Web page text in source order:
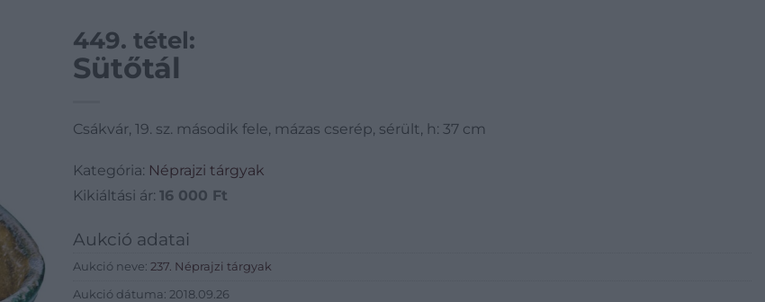
449. tétel:
Sütőtál
Csákvár, 19. sz. második fele, mázas cserép, sérült, h: 37 cm
Kategória: Néprajzi tárgyak
Kikiáltási ár: 16 000 Ft
Aukció adatai
Aukció neve: 237. Néprajzi tárgyak
Aukció dátuma: 2018.09.26